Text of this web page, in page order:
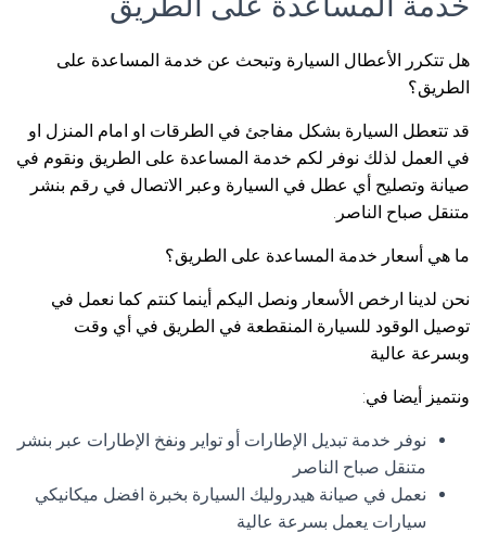
هل تتكرر الأعطال السيارة وتبحث عن خدمة المساعدة على
الطريق؟
قد تتعطل السيارة بشكل مفاجئ في الطرقات او امام المنزل او
في العمل لذلك نوفر لكم خدمة المساعدة على الطريق ونقوم في
صيانة وتصليح أي عطل في السيارة وعبر الاتصال في رقم بنشر
متنقل صباح الناصر.
ما هي أسعار خدمة المساعدة على الطريق؟
نحن لدينا ارخص الأسعار ونصل اليكم أينما كنتم كما نعمل في
توصيل الوقود للسيارة المنقطعة في الطريق في أي وقت
وبسرعة عالية
ونتميز أيضا في:
نوفر خدمة تبديل الإطارات أو تواير ونفخ الإطارات عبر بنشر
متنقل صباح الناصر
نعمل في صيانة هيدروليك السيارة بخبرة افضل ميكانيكي
سيارات يعمل بسرعة عالية